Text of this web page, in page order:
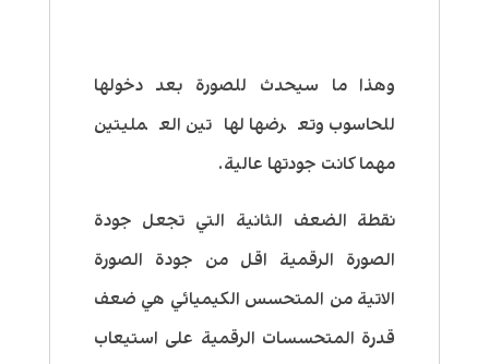
وهذا ما سيحدث للصورة بعد دخولها
للحاسوب وتعرضها لهاتين العمليتين
مهما كانت جودتها عالية.
نقطة الضعف الثانية التي تجعل جودة
الصورة الرقمية اقل من جودة الصورة
الاتية من المتحسس الكيميائي هي ضعف
قدرة المتحسسات الرقمية على استيعاب